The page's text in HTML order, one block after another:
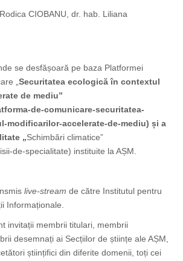
CIOBANU, dr. hab. Liliana
se desfășoară pe baza Platformei
„ Securitatea ecologică în contextul
de mediu”
de-comunicare-securitatea-
modificarilor-accelerate-de-mediu) și a
„Schimbări climatice”
de-specialitate) instituite la AȘM.
live-stream de către Institutul pentru
Informaționale.
invitații membrii titulari, membrii
desemnați ai Secțiilor de științe ale AȘM,
științifici din diferite domenii, toți cei